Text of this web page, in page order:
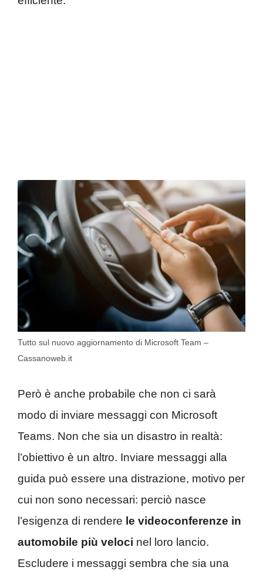
Tutto sul nuovo aggiornamento di Microsoft Team –
Cassanoweb.it
Però è anche probabile che non ci sarà
modo di inviare messaggi con Microsoft
Teams. Non che sia un disastro in realtà:
l’obiettivo è un altro. Inviare messaggi alla
guida può essere una distrazione, motivo per
cui non sono necessari: perciò nasce
l’esigenza di rendere le videoconferenze in
automobile più veloci nel loro lancio.
Escludere i messaggi sembra che sia una